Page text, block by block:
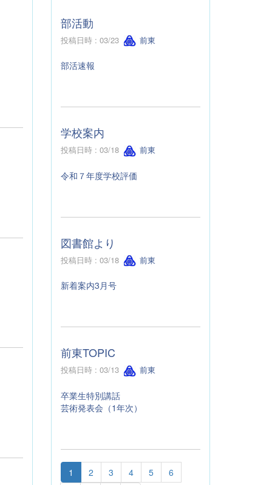
部活動
投稿日時 : 03/23 前東
部活速報
学校案内
投稿日時 : 03/18 前東
令和７年度学校評価
図書館より
投稿日時 : 03/18 前東
新着案内3月号
前東TOPIC
投稿日時 : 03/13 前東
卒業生特別講話
芸術発表会（1年次）
1 2 3 4 5
6